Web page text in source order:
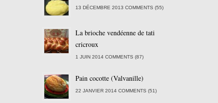
13 DÉCEMBRE 2013 COMMENTS (55)
La brioche vendéenne de tati
cricroux
1 JUIN 2014 COMMENTS (87)
Pain cocotte (Valvanille)
22 JANVIER 2014 COMMENTS (51)